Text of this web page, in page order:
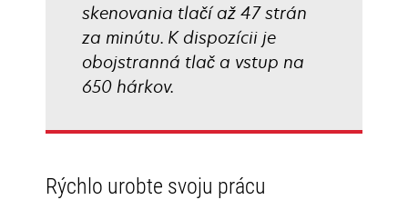
skenovania tlačí až 47 strán
za minútu. K dispozícii je
obojstranná tlač a vstup na
650 hárkov.
Rýchlo urobte svoju prácu